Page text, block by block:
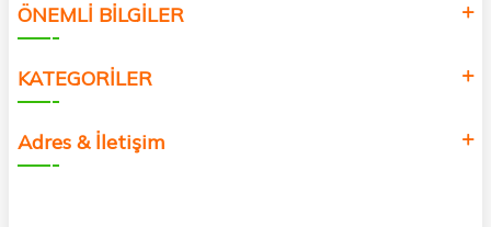
ÖNEMLİ BİLGİLER
KATEGORİLER
Adres & İletişim